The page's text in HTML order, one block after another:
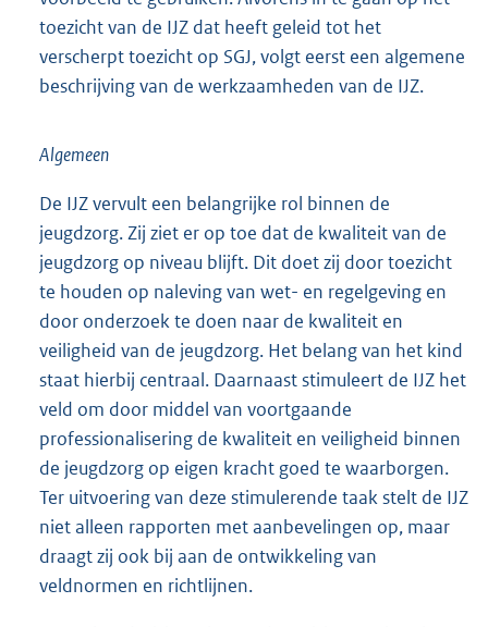
toezicht van de IJZ dat heeft geleid tot het
verscherpt toezicht op SGJ, volgt eerst een algemene
beschrijving van de werkzaamheden van de IJZ.
Algemeen
De IJZ vervult een belangrijke rol binnen de
jeugdzorg. Zij ziet er op toe dat de kwaliteit van de
jeugdzorg op niveau blijft. Dit doet zij door toezicht
te houden op naleving van wet- en regelgeving en
door onderzoek te doen naar de kwaliteit en
veiligheid van de jeugdzorg. Het belang van het kind
staat hierbij centraal. Daarnaast stimuleert de IJZ het
veld om door middel van voortgaande
professionalisering de kwaliteit en veiligheid binnen
de jeugdzorg op eigen kracht goed te waarborgen.
Ter uitvoering van deze stimulerende taak stelt de IJZ
niet alleen rapporten met aanbevelingen op, maar
draagt zij ook bij aan de ontwikkeling van
veldnormen en richtlijnen.